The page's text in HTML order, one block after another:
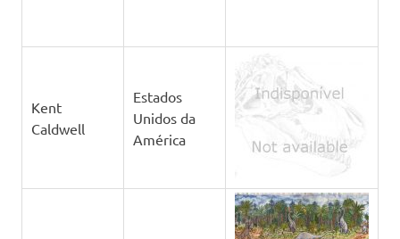
Kent
Caldwell
Estados
Unidos da
América